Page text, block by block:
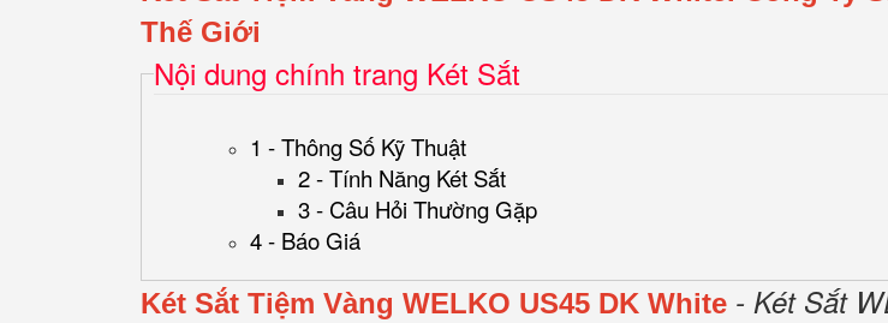
Thế Giới
Nội dung chính trang Két Sắt
1 - Thông Số Kỹ Thuật
2 - Tính Năng Két Sắt
3 - Câu Hỏi Thường Gặp
4 - Báo Giá
Két Sắt Tiệm Vàng WELKO US45 DK White - Két Sắt